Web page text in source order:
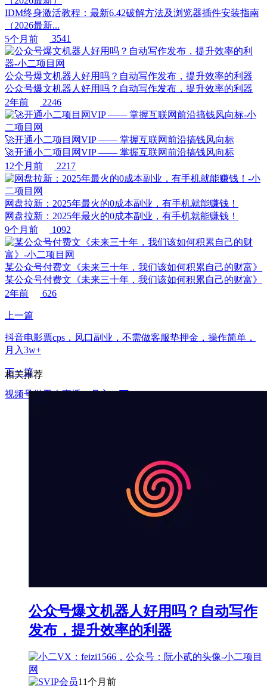
IDM终身激活教程：最新6.42破解方法及浏览器插件安装指南
（2026最新...
5个月前
3541
公众号爆文机器人好用吗？自动写作发布，提升效率的利器
公众号爆文机器人好用吗？自动写作发布，提升效率的利器
2年前
2246
🚀开通小二项目网VIP —— 掌握互联网前沿搞钱风向标
🚀开通小二项目网VIP —— 掌握互联网前沿搞钱风向标
12个月前
2217
网盘拉新：2025年最火的0成本副业，有手机就能赚钱！
网盘拉新：2025年最火的0成本副业，有手机就能赚钱！
9个月前
1092
某公众号付费文《未来三十年，我们该如何积累自己的财富》
某公众号付费文《未来三十年，我们该如何积累自己的财富》
2年前
626
上一篇
抖音电影票cps，风口副业，不需做客服垫押金，操作简单，
月入3w+
下一篇
视频号做无人直播，月入一万+
相关推荐
公众号爆文机器人好用吗？自动写作
发布，提升效率的利器
11个月前